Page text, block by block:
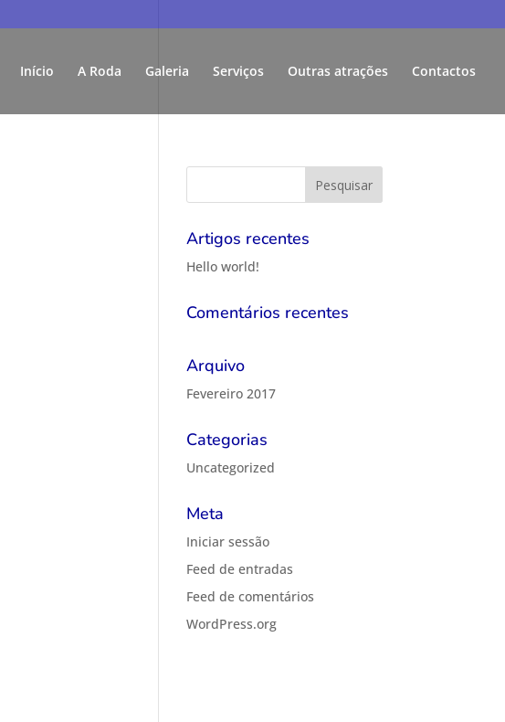
Início A Roda Galeria Serviços Outras atrações Contactos
Artigos recentes
Hello world!
Comentários recentes
Arquivo
Fevereiro 2017
Categorias
Uncategorized
Meta
Iniciar sessão
Feed de entradas
Feed de comentários
WordPress.org